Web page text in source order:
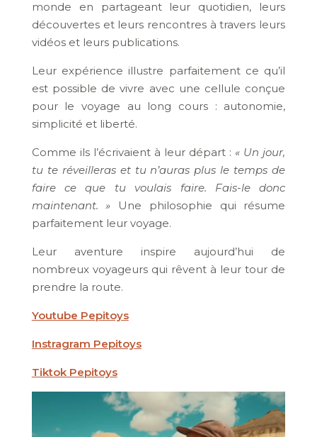
monde en partageant leur quotidien, leurs
découvertes et leurs rencontres à travers leurs
vidéos et leurs publications.
Leur expérience illustre parfaitement ce qu’il
est possible de vivre avec une cellule conçue
pour le voyage au long cours : autonomie,
simplicité et liberté.
Comme ils l’écrivaient à leur départ : « Un jour,
tu te réveilleras et tu n’auras plus le temps de
faire ce que tu voulais faire. Fais-le donc
maintenant. » Une philosophie qui résume
parfaitement leur voyage.
Leur aventure inspire aujourd’hui de
nombreux voyageurs qui rêvent à leur tour de
prendre la route.
Youtube Pepitoys
Instragram Pepitoys
Tiktok Pepitoys